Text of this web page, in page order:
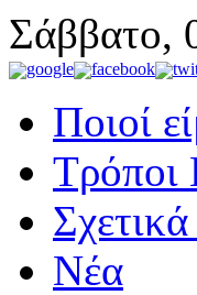
Σάββατο,
Ποιοί
Νέα